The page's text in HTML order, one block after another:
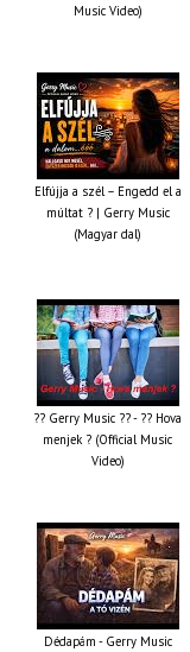
Music Video)
Elfújja a szél – Engedd el a
múltat ? | Gerry Music
(Magyar dal)
?? Gerry Music ?? - ?? Hova
menjek ? (Official Music
Video)
Dédapám - Gerry Music